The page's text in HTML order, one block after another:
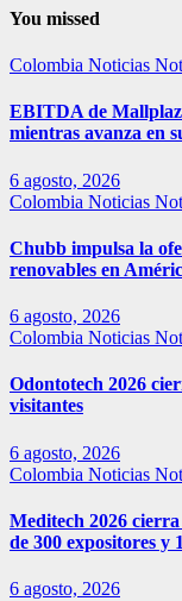
You missed
Colombia Noticias
EBITDA de
mientras avanza en
6 agosto, 2026
Colombia Noticias
Chubb impulsa la
renovables en
6 agosto, 2026
Colombia Noticias
Odontotech 2026
visitantes
6 agosto, 2026
Colombia Noticias
Meditech 2026
de 300 expositores y
6 agosto, 2026